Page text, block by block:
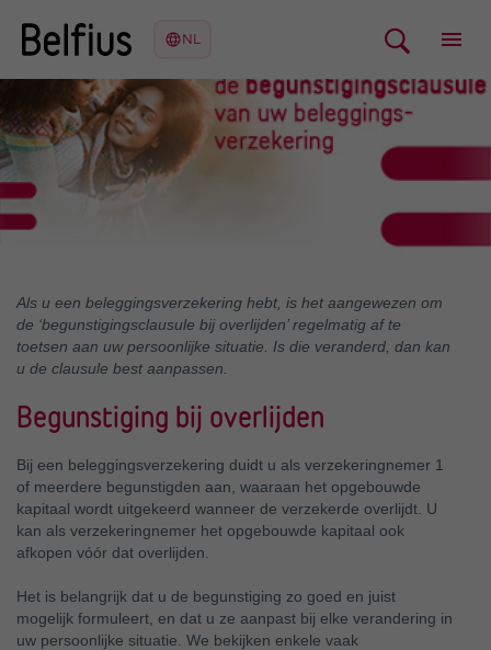
Als u een beleggingsverzekering hebt, is het aangewezen om
de ‘begunstigingsclausule bij overlijden’ regelmatig af te
toetsen aan uw persoonlijke situatie. Is die veranderd, dan kan
u de clausule best aanpassen.
Begunstiging bij overlijden
Bij een beleggingsverzekering duidt u als verzekeringnemer 1
of meerdere begunstigden aan, waaraan het opgebouwde
kapitaal wordt uitgekeerd wanneer de verzekerde overlijdt. U
kan als verzekeringnemer het opgebouwde kapitaal ook
afkopen vóór dat overlijden.
Het is belangrijk dat u de begunstiging zo goed en juist
mogelijk formuleert, en dat u ze aanpast bij elke verandering in
uw persoonlijke situatie. We bekijken enkele vaak